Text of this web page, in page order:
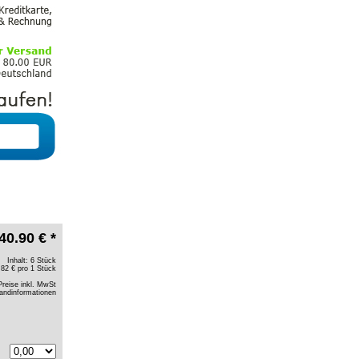
€ *
Inhalt: 6 Stück
€ pro 1 Stück
inkl. MwSt